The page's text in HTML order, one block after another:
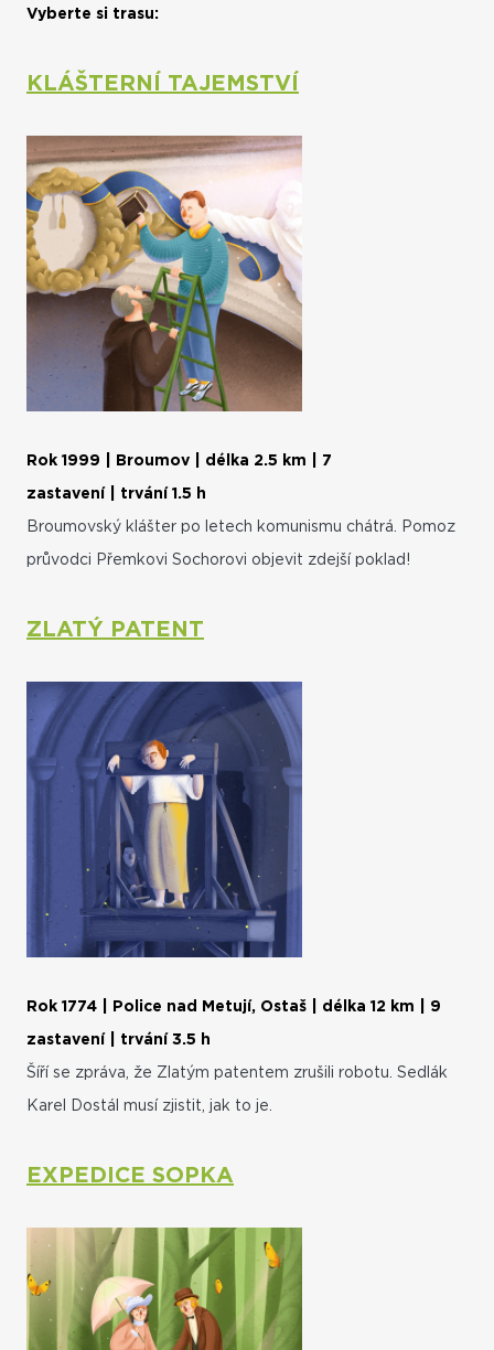
Vyberte si trasu:
KLÁŠTERNÍ TAJEMSTVÍ
Rok 1999 | Broumov | délka 2.5 km | 7
zastavení | trvání 1.5 h
Broumovský klášter po letech komunismu chátrá. Pomoz
průvodci Přemkovi Sochorovi objevit zdejší poklad!
ZLATÝ PATENT
Rok 1774 | Police nad Metují, Ostaš | délka 12 km | 9
zastavení | trvání 3.5 h
Šíří se zpráva, že Zlatým patentem zrušili robotu. Sedlák
Karel Dostál musí zjistit, jak to je.
EXPEDICE SOPKA